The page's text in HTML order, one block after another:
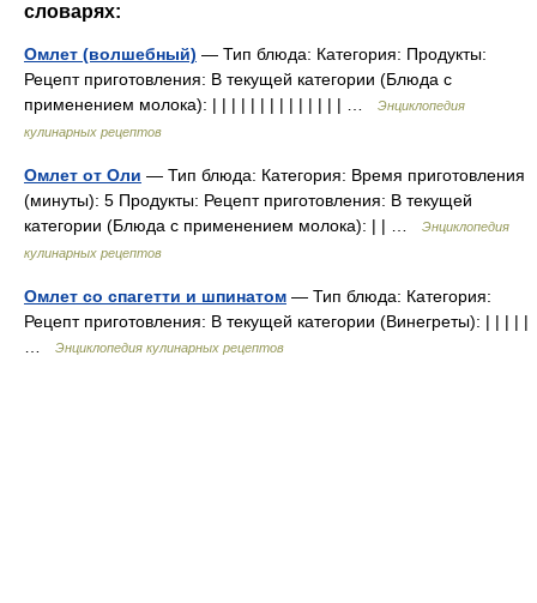
словарях:
Омлет (волшебный) — Тип блюда: Категория: Продукты:
Рецепт приготовления: В текущей категории (Блюда с
применением молока): | | | | | | | | | | | | | | …
Энциклопедия
кулинарных рецептов
Омлет от Оли — Тип блюда: Категория: Время приготовления
(минуты): 5 Продукты: Рецепт приготовления: В текущей
категории (Блюда с применением молока): | | …
Энциклопедия
кулинарных рецептов
Омлет со спагетти и шпинатом — Тип блюда: Категория:
Рецепт приготовления: В текущей категории (Винегреты): | | | | |
Энциклопедия кулинарных рецептов